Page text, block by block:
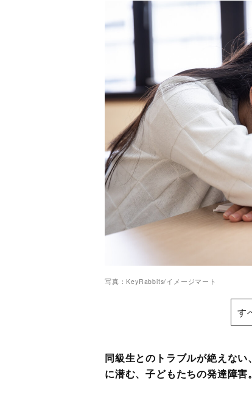
写真：KeyRabbits/イメージマート
す
同級生とのトラブルが絶えな
に潜む、子どもたちの発達障害。